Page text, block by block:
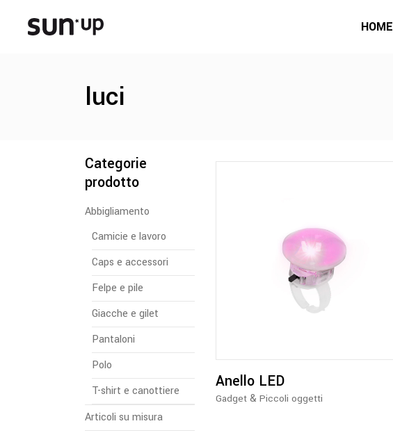
HOME
luci
Anello LED
Gadget &Piccoli oggetti
Categorie
prodotto
Abbigliamento
Camicie e lavoro
Caps e accessori
Felpe e pile
Giacche e gilet
Pantaloni
Polo
T-shirt e canottiere
Articoli su misura